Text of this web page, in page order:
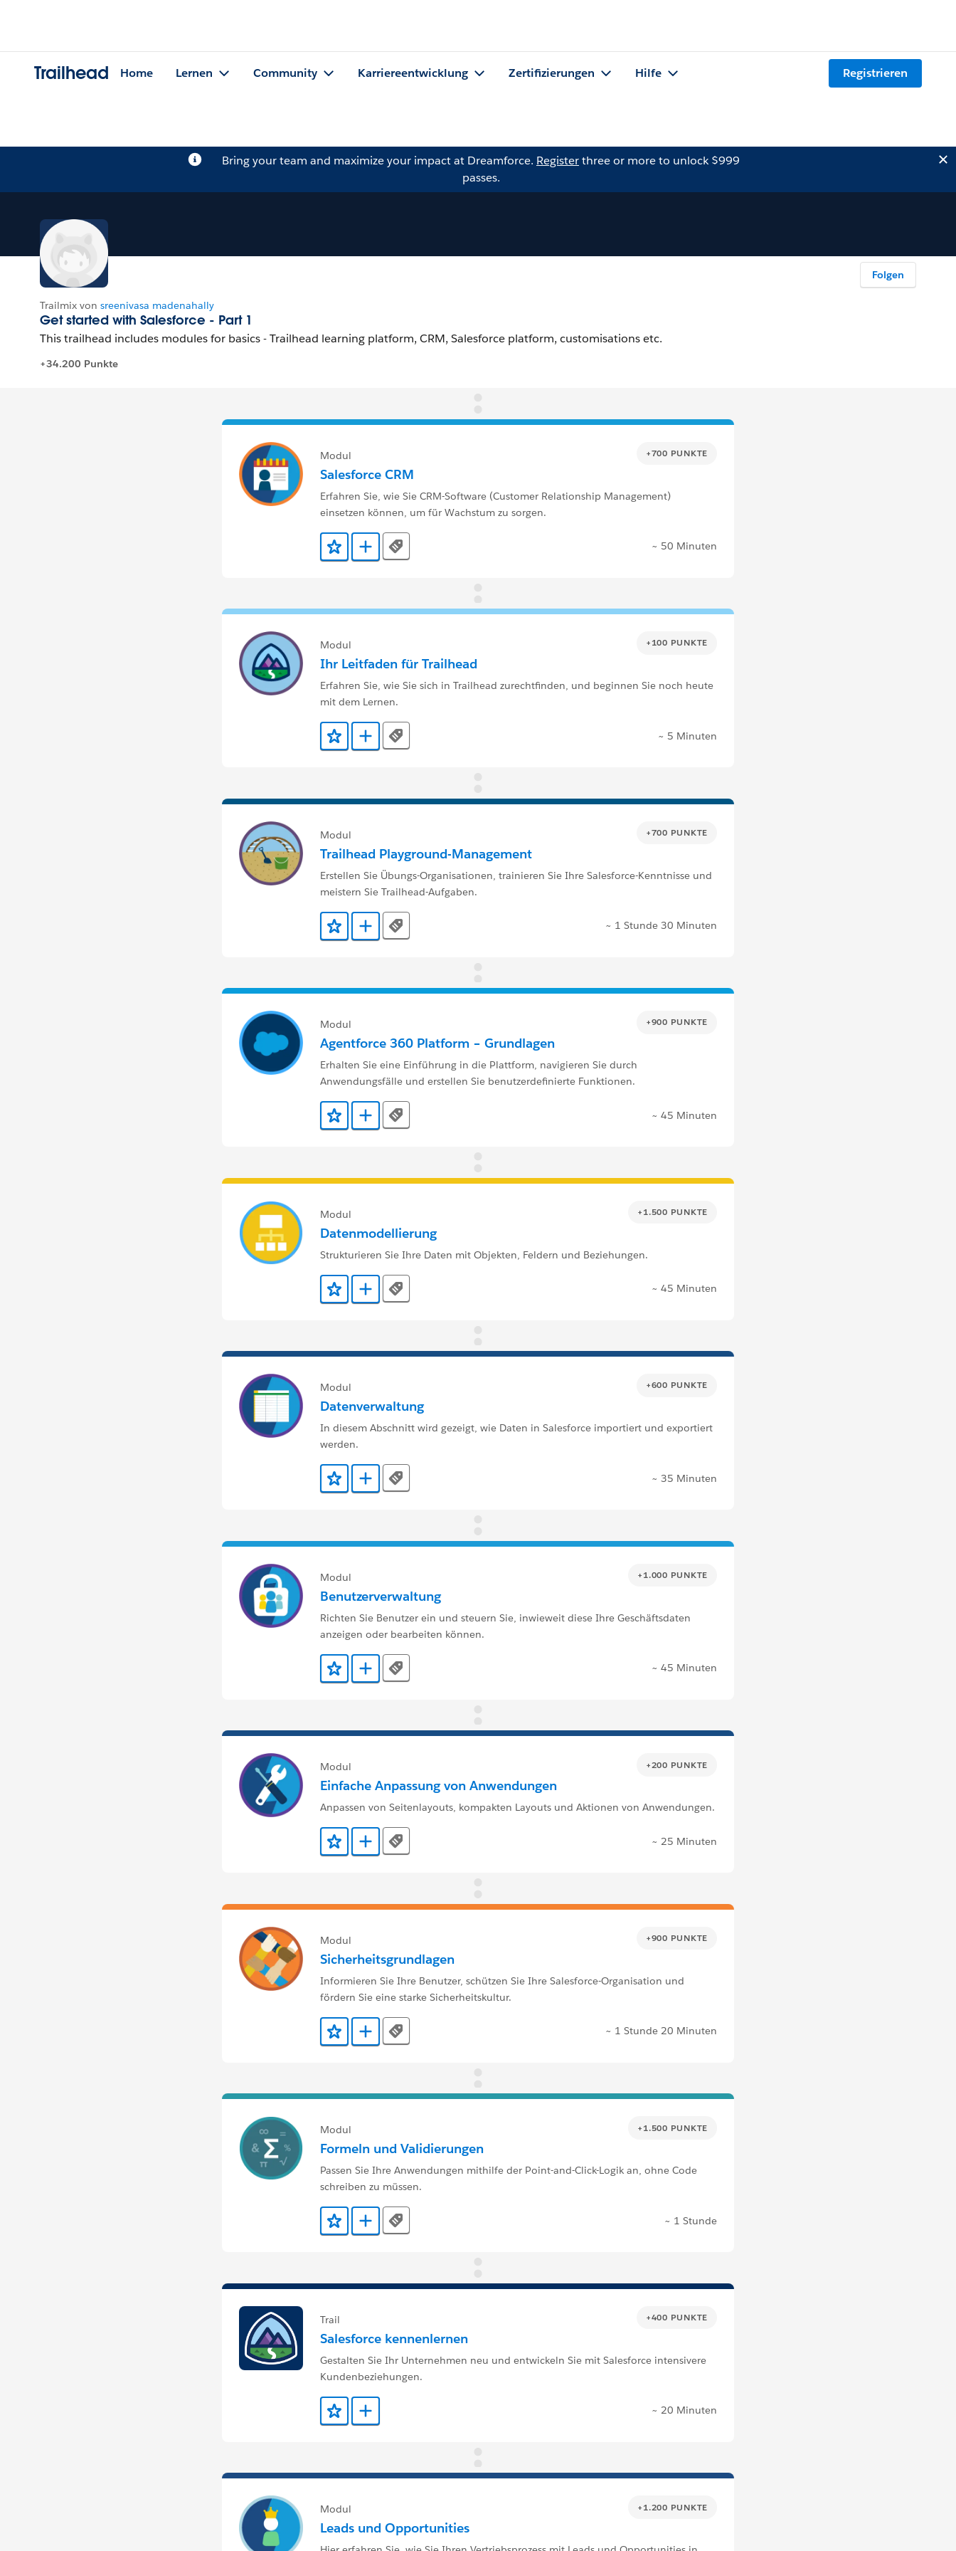
Trailhead Home Lernen Community Karriereentwicklung Zertifizierungen Hilfe Registrieren
Bring your team and maximize your impact at Dreamforce. Registerthree or more to unlock $999
passes.
Folgen
+700 PUNKTE
Modul
Salesforce CRM
Erfahren Sie, wie Sie CRM-Software (Customer Relationship Management)
einsetzen können, um für Wachstum zu sorgen.
Zu Favoriten hinzufügen
Zu Trailmix hinzufügen
Tags ~ 50 Minuten
+100 PUNKTE
Modul
Ihr Leitfaden für Trailhead
Erfahren Sie, wie Sie sich in Trailhead zurechtfinden, und beginnen Sie noch heute
mit dem Lernen.
Zu Favoriten hinzufügen
Zu Trailmix hinzufügen
Tags ~ 5 Minuten
+700 PUNKTE
Modul
Trailhead Playground-Management
Erstellen Sie Übungs-Organisationen, trainieren Sie Ihre Salesforce-Kenntnisse und
meistern Sie Trailhead-Aufgaben.
Zu Favoriten hinzufügen
Zu Trailmix hinzufügen
Tags ~ 1 Stunde 30 Minuten
+900 PUNKTE
Modul
Agentforce 360 Platform – Grundlagen
Erhalten Sie eine Einführung in die Plattform, navigieren Sie durch
Anwendungsfälle und erstellen Sie benutzerdefinierte Funktionen.
Zu Favoriten hinzufügen
Zu Trailmix hinzufügen
Tags ~ 45 Minuten
+1.500 PUNKTE
Modul
Datenmodellierung
Strukturieren Sie Ihre Daten mit Objekten, Feldern und Beziehungen.
Zu Favoriten hinzufügen
Zu Trailmix hinzufügen
Tags ~ 45 Minuten
+600 PUNKTE
Modul
Datenverwaltung
In diesem Abschnitt wird gezeigt, wie Daten in Salesforce importiert und exportiert
werden.
Zu Favoriten hinzufügen
Zu Trailmix hinzufügen
Tags ~ 35 Minuten
+1.000 PUNKTE
Modul
Benutzerverwaltung
Richten Sie Benutzer ein und steuern Sie, inwieweit diese Ihre Geschäftsdaten
anzeigen oder bearbeiten können.
Zu Favoriten hinzufügen
Zu Trailmix hinzufügen
Tags ~ 45 Minuten
+200 PUNKTE
Modul
Einfache Anpassung von Anwendungen
Anpassen von Seitenlayouts, kompakten Layouts und Aktionen von Anwendungen.
Zu Favoriten hinzufügen
Zu Trailmix hinzufügen
Tags ~ 25 Minuten
+900 PUNKTE
Modul
Sicherheitsgrundlagen
Informieren Sie Ihre Benutzer, schützen Sie Ihre Salesforce-Organisation und
fördern Sie eine starke Sicherheitskultur.
Zu Favoriten hinzufügen
Zu Trailmix hinzufügen
Tags ~ 1 Stunde 20 Minuten
+1.500 PUNKTE
Modul
Formeln und Validierungen
Passen Sie Ihre Anwendungen mithilfe der Point-and-Click-Logik an, ohne Code
schreiben zu müssen.
Zu Favoriten hinzufügen
Zu Trailmix hinzufügen
Tags ~ 1 Stunde
+400 PUNKTE
Trail
Salesforce kennenlernen
Gestalten Sie Ihr Unternehmen neu und entwickeln Sie mit Salesforce intensivere
Kundenbeziehungen.
Zu Favoriten hinzufügen
Zu Trailmix hinzufügen ~ 20 Minuten
+1.200 PUNKTE
Modul
Leads und Opportunities